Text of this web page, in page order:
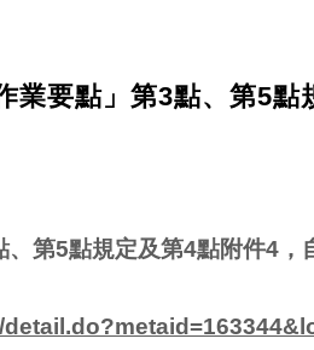
業要點」第3點、第5點
第5點規定及第4點附件4，